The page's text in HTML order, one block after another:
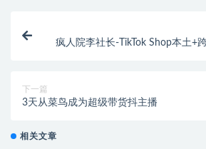
疯人院李社长-TikTok Shop本土+
下一篇
3天从菜鸟成为超级带货抖主播
相关文章